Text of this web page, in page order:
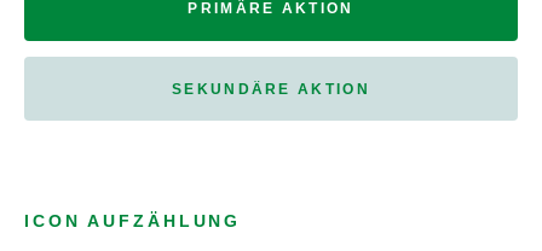
PRIMÄRE AKTION
SEKUNDÄRE AKTION
ICON AUFZÄHLUNG